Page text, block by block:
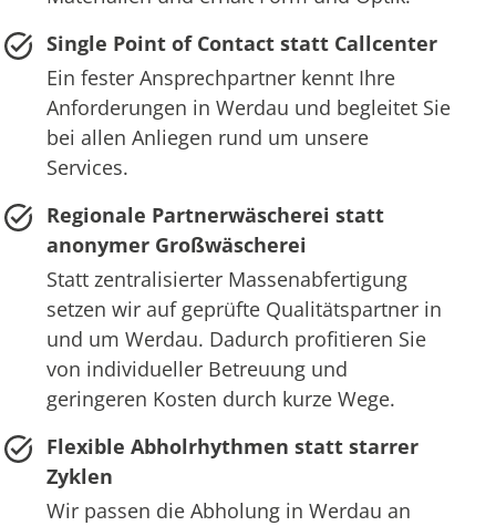
Single Point of Contact statt Callcenter
Ein fester Ansprechpartner kennt Ihre
Anforderungen in Werdau und begleitet Sie
bei allen Anliegen rund um unsere
Services.
Regionale Partnerwäscherei statt
anonymer Großwäscherei
Statt zentralisierter Massenabfertigung
setzen wir auf geprüfte Qualitätspartner in
und um Werdau. Dadurch profitieren Sie
von individueller Betreuung und
geringeren Kosten durch kurze Wege.
Flexible Abholrhythmen statt starrer
Zyklen
Wir passen die Abholung in Werdau an